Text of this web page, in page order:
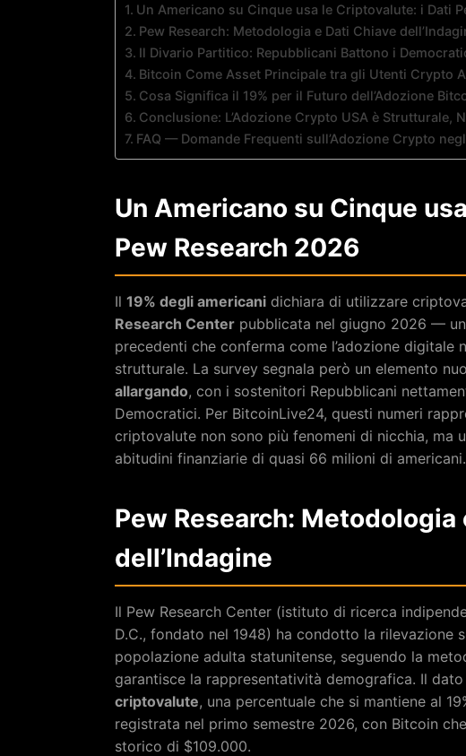
Un Americano su Cinque usa le Criptovalute: i Dati
Pew Research: Metodologia e Dati Chiave
Il Divario Partitico: Repubblicani Battono i
Bitcoin Come Asset Principale tra gli Utenti Crypto
Cosa Significa il 19% per il Futuro dell’Adozione
Conclusione: L’Adozione Crypto USA è Strutturale,
FAQ — Domande Frequenti sull’Adozione Crypto
Un Americano su Cinque
Pew Research 2026
Il 19% degli americani dichiara di utilizzare
Research Center pubblicata nel giugno 2026 —
precedenti che conferma come l’adozione
strutturale. La survey segnala però un elemento
allargando, con i sostenitori Repubblicani
Democratici. Per BitcoinLive24, questi numeri
criptovalute non sono più fenomeni di nicchia, ma
abitudini finanziarie di quasi 66 milioni di americani.
Pew Research: Metodologia
dell’Indagine
Il Pew Research Center (istituto di ricerca
D.C., fondato nel 1948) ha condotto la rilevazione
popolazione adulta statunitense, seguendo la
garantisce la rappresentatività demografica. Il
criptovalute, una percentuale che si mantiene al
registrata nel primo semestre 2026, con Bitcoin
storico di $109.000.